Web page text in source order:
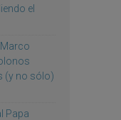
el
(y no sólo)
Papa